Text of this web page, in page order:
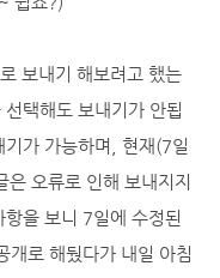
보내기 해보려고 했는
택해도 보내기가 안됩
가 가능하며, 현재(7일
오류로 인해 보내지지
을 보니 7일에 수정된
개로 해뒀다가 내일 아침